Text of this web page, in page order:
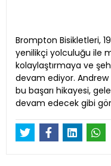
Brompton Bisikletleri,
yenilikçi yolculuğu ile
kolaylaştırmaya ve
devam ediyor.
bu başarı hikayesi,
devam edecek gibi